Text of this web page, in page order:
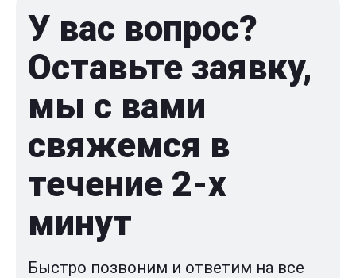
У вас вопрос?
Оставьте заявку,
мы с вами
свяжемся в
течение 2-x
минут
Быстро позвоним и ответим на все